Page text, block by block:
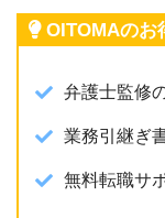
OITOMAのお
弁護士監修
業務引継ぎ
無料転職サ